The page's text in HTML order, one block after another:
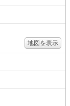
地図を表示